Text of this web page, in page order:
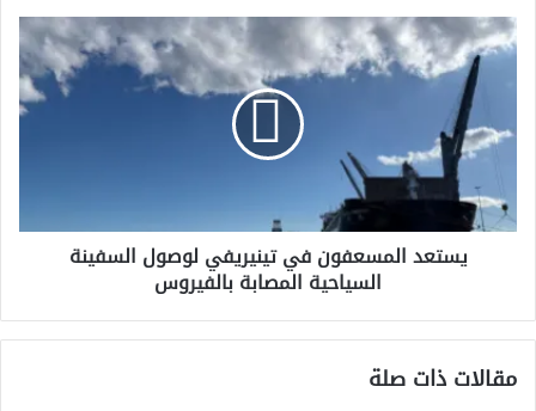
يستعد
المسعفون
تينيريفي
لوصول
السفينة
السياحية
المصابة
بالفيروس
يستعد المسعفون في تينيريفي لوصول السفينة
السياحية المصابة بالفيروس
مقالات ذات صلة